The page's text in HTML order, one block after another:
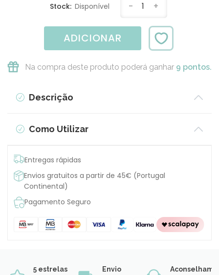
Stock: Disponível - 1 +
ADICIONAR
Na compra deste produto poderá ganhar 9 pontos.
Descrição
Como Utilizar
Entregas rápidas
Envios gratuitos a partir de 45€ (Portugal
Continental)
Pagamento Seguro
5 estrelas
Envio